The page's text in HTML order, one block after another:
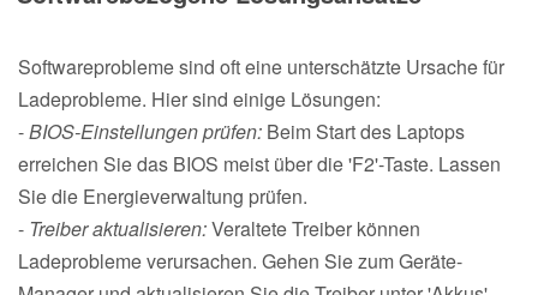
Softwareprobleme sind oft eine unterschätzte Ursache für
Ladeprobleme. Hier sind einige Lösungen:
-BIOS-Einstellungen prüfen: Beim Start des Laptops
erreichen Sie das BIOS meist über die 'F2'-Taste. Lassen
Sie die Energieverwaltung prüfen.
- Treiber aktualisieren:Veraltete Treiber können
Ladeprobleme verursachen. Gehen Sie zum Geräte-